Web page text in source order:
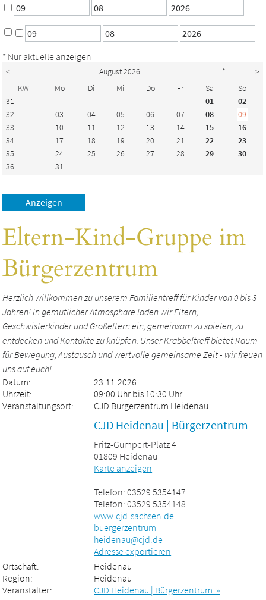
* Nur aktuelle anzeigen
< August 2026 *
>
KW
Mo Di Mi Do Fr Sa
So
31
01
02
32
03 04 05 06 07 08
09
33
10 11 12 13 14 15
16
34
17 18 19 20 21 22
23
35
24 25 26 27 28 29
30
36
31
Eltern-Kind-Gruppe im
Bürgerzentrum
Herzlich willkommen zu unserem Familientreff für Kinder von 0 bis 3
Jahren! In gemütlicher Atmosphäre laden wir Eltern,
Geschwisterkinder und Großeltern ein, gemeinsam zu spielen, zu
entdecken und Kontakte zu knüpfen. Unser Krabbeltreff bietet Raum
für Bewegung, Austausch und wertvolle gemeinsame Zeit - wir freuen
uns auf euch!
Datum:
23.11.2026
Uhrzeit:
09:00 Uhr bis 10:30 Uhr
Veranstaltungsort:
CJD Bürgerzentrum Heidenau
CJD Heidenau | Bürgerzentrum
Fritz-Gumpert-Platz 4
01809 Heidenau
Karte anzeigen
Telefon: 03529 5354147
Telefon: 03529 5354148
www.cjd-sachsen.de
buergerzentrum-
heidenau@cjd.de
Adresse exportieren
Ortschaft:
Heidenau
Region:
Heidenau
Veranstalter:
CJD Heidenau | Bürgerzentrum »